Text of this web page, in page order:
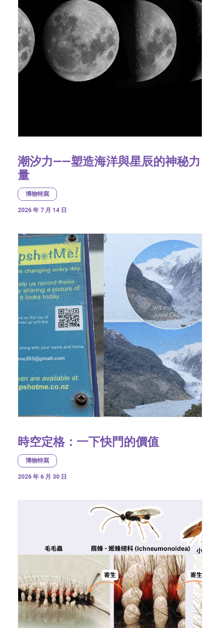
潮汐力——塑造海洋與星辰的神秘力
量
博物特寫
2026 年 7 月 14 日
時空定格：一下快門的價值
博物特寫
2026 年 6 月 30 日